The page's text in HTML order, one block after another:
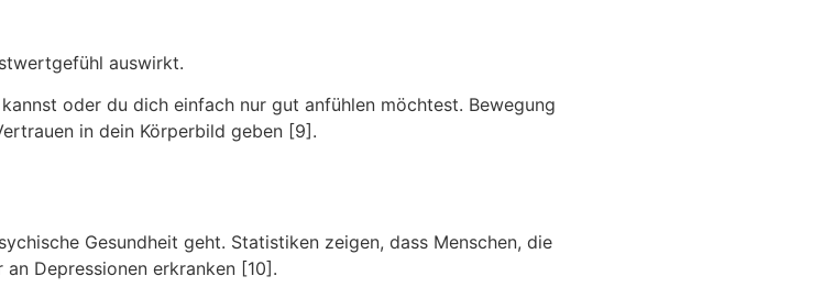
auswirkt.
oder du dich einfach nur gut anfühlen möchtest. Bewegung
in dein Körperbild geben [9].
Gesundheit geht. Statistiken zeigen, dass Menschen, die
Depressionen erkranken [10].